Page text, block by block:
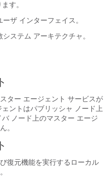
す。
ザ インターフェイス。
ステム アーキテクチャ。
ター エージェント サービスが
ントはパブリッシャ ノード上
ノード上のマスター エージ
。
復元機能を実行するローカル